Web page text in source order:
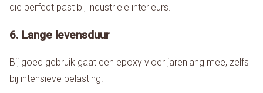
die perfect past bij industriële interieurs.
6. Lange levensduur
Bij goed gebruik gaat een epoxy vloer jarenlang mee, zelfs
bij intensieve belasting.